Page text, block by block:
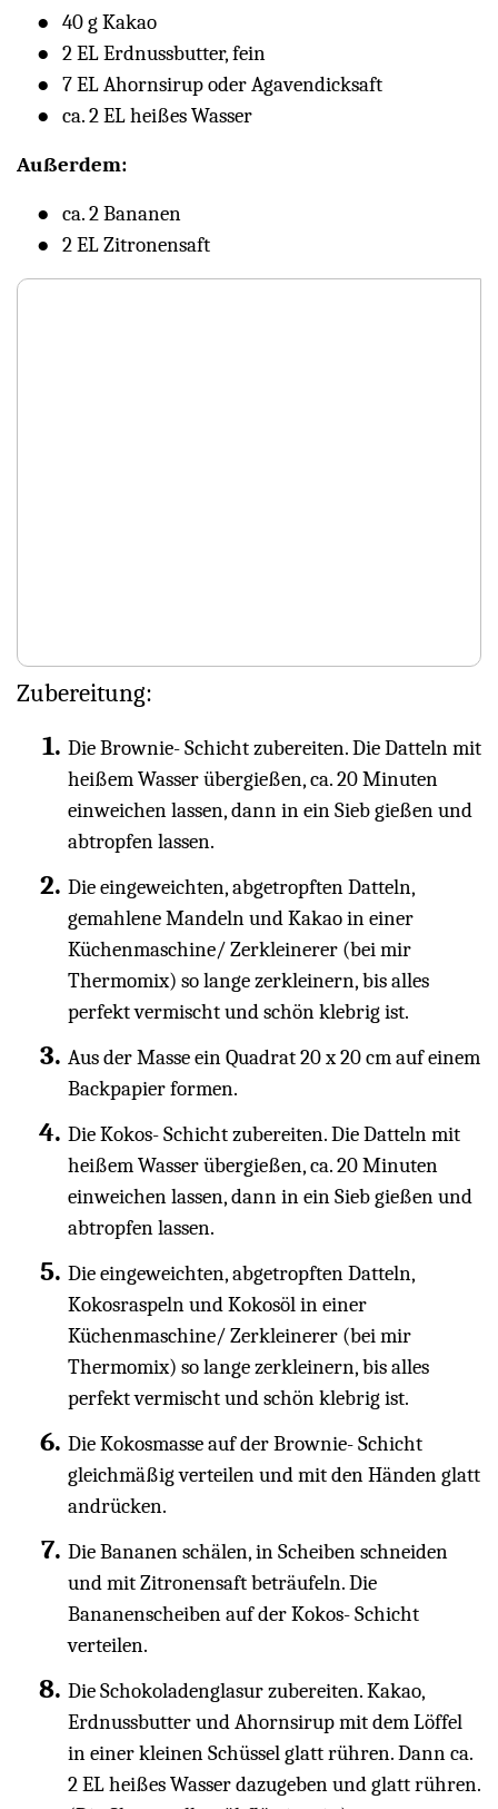
40 g Kakao
2 EL Erdnussbutter, fein
7 EL Ahornsirup oder Agavendicksaft
ca. 2 EL heißes Wasser
Außerdem:
ca. 2 Bananen
2 EL Zitronensaft
Zubereitung:
Die Brownie- Schicht zubereiten. Die Datteln mit
heißem Wasser übergießen, ca. 20 Minuten
einweichen lassen, dann in ein Sieb gießen und
abtropfen lassen.
Die eingeweichten, abgetropften Datteln,
gemahlene Mandeln und Kakao in einer
Küchenmaschine/ Zerkleinerer (bei mir
Thermomix) so lange zerkleinern, bis alles
perfekt vermischt und schön klebrig ist.
Aus der Masse ein Quadrat 20 x 20 cm auf einem
Backpapier formen.
Die Kokos- Schicht zubereiten. Die Datteln mit
heißem Wasser übergießen, ca. 20 Minuten
einweichen lassen, dann in ein Sieb gießen und
abtropfen lassen.
Die eingeweichten, abgetropften Datteln,
Kokosraspeln und Kokosöl in einer
Küchenmaschine/ Zerkleinerer (bei mir
Thermomix) so lange zerkleinern, bis alles
perfekt vermischt und schön klebrig ist.
Die Kokosmasse auf der Brownie- Schicht
gleichmäßig verteilen und mit den Händen glatt
andrücken.
Die Bananen schälen, in Scheiben schneiden
und mit Zitronensaft beträufeln. Die
Bananenscheiben auf der Kokos- Schicht
verteilen.
Die Schokoladenglasur zubereiten. Kakao,
Erdnussbutter und Ahornsirup mit dem Löffel
in einer kleinen Schüssel glatt rühren. Dann ca.
2 EL heißes Wasser dazugeben und glatt rühren.